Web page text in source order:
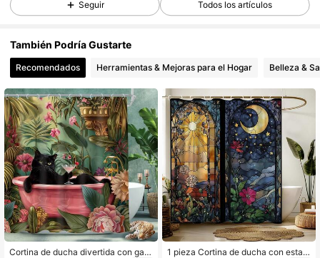
4.89 687 Seguidores
4.89 687 Seguidores
4.89
4.89 687 Seguidores
4.89 687 Seguidores
4.89 687 Seguidores
4.89 687 Seguidores
Seguir Todos los artículos
También Podría Gustarte
Recomendados Herramientas & Mejoras para el Hogar Belleza &
Cortina de ducha divertida con gato
1 pieza Cortina de ducha con estam